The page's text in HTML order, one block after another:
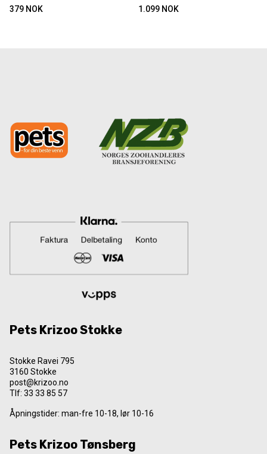
379 NOK 1.099 NOK
Pets Krizoo Stokke
Stokke Ravei 795
3160 Stokke
post@krizoo.no
Tlf: 33 33 85 57
Åpningstider: man-fre 10-18, lør 10-16
Pets Krizoo Tønsberg